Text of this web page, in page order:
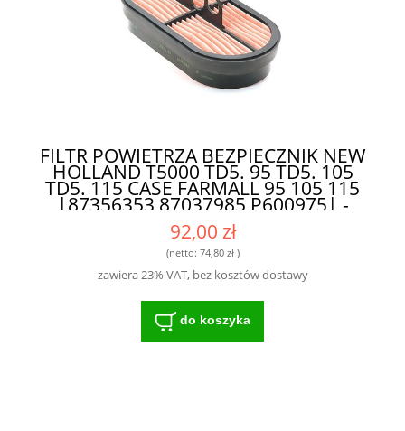
FILTR POWIETRZA BEZPIECZNIK NEW
HOLLAND T5000 TD5. 95 TD5. 105
TD5. 115 CASE FARMALL 95 105 115
|87356353 87037985 P600975| -
FILTR O DŁUGIEJ ŻYWOTNOŚCI DO
NOWOCZESNYCH MASZYN
92,00 zł
(netto: 74,80 zł)
zawiera 23% VAT, bez kosztów dostawy
do koszyka